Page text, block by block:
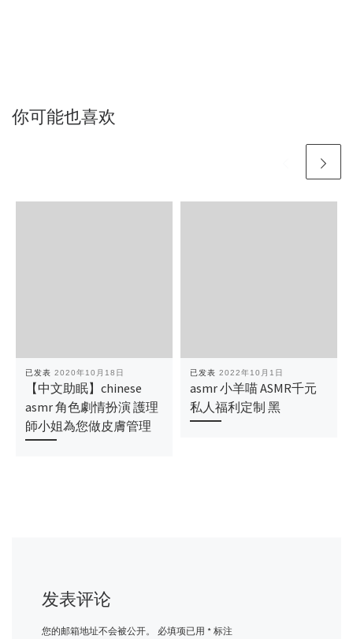
你可能也喜欢
已发表 2020年10月18日
【中文助眠】chinese
asmr 角色劇情扮演 護理
師小姐為您做皮膚管理
已发表 2022年10月1日
asmr 小羊喵 ASMR千元
私人福利定制 黑
发表评论
您的邮箱地址不会被公开。 必填项已用 *标注